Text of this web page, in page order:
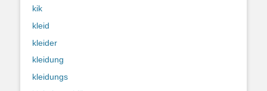
kik
kleid
kleider
kleidung
kleidungs